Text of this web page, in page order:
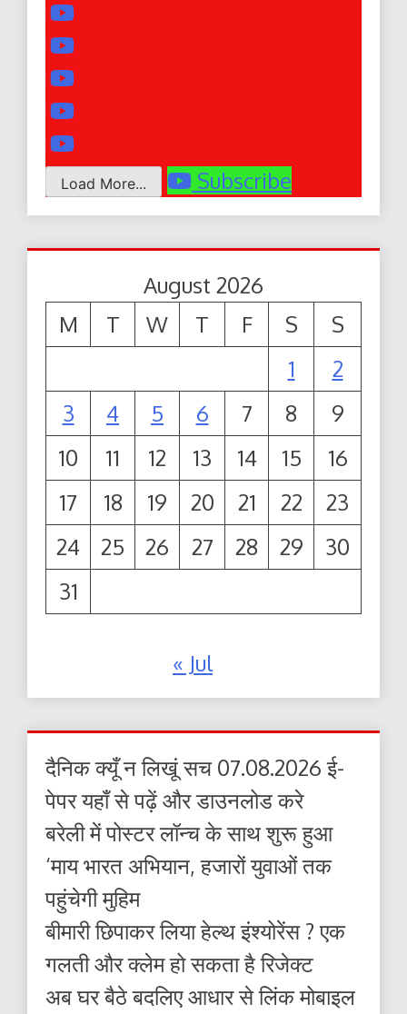
Load More... Subscribe
August 2026
M
T W T F S
S
1
2
3
4 5 6 7 8
9
10
11 12 13 14 15
16
17
18 19 20 21 22
23
24
25 26 27 28 29
30
31
« Jul
दैनिक क्यूँ न लिखूं सच 07.08.2026 ई-
पेपर यहाँ से पढ़ें और डाउनलोड करे
बरेली में पोस्टर लॉन्च के साथ शुरू हुआ
‘माय भारत अभियान, हजारों युवाओं तक
पहुंचेगी मुहिम
बीमारी छिपाकर लिया हेल्थ इंश्योरेंस ? एक
गलती और क्लेम हो सकता है रिजेक्ट
अब घर बैठे बदलिए आधार से लिंक मोबाइल